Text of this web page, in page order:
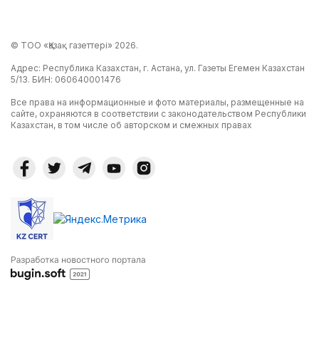
© ТОО «Қазақ газеттері» 2026.
Адрес: Республика Казахстан, г. Астана, ул. Газеты Егемен Казахстан
5/13. БИН: 060640001476
Все права на информационные и фото материалы, размещенные на
сайте, охраняются в соответствии с законодательством Республики
Казахстан, в том числе об авторском и смежных правах